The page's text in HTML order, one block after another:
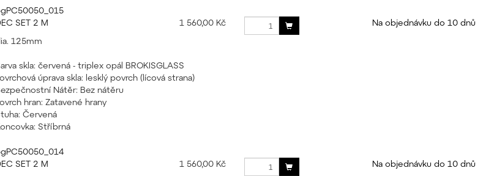
SET 2 M
1 560,00 Kč
Na objednávku do 10 dnů
125mm
skla: červená - triplex opál BROKISGLASS
úprava skla: lesklý povrch (lícová strana)
Nátěr: Bez nátěru
hran: Zatavené hrany
Červená
Stříbrná
SET 2 M
1 560,00 Kč
Na objednávku do 10 dnů